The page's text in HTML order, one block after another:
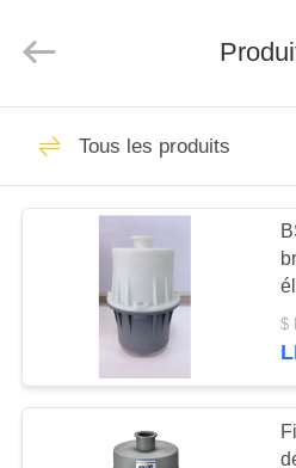
MAISON
PRODUITS
PROPOS
Energy
Equipment
All
Reserved.
pompe à
rotatoire
Pompe à
Tous les produits
$